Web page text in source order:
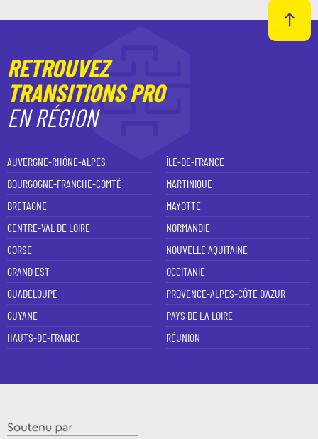
RETROUVEZ
TRANSITIONS PRO
EN RÉGION
AUVERGNE-RHÔNE-ALPES
BOURGOGNE-FRANCHE-COMTÉ
BRETAGNE
CENTRE-VAL DE LOIRE
CORSE
GRAND EST
GUADELOUPE
GUYANE
HAUTS-DE-FRANCE
ÎLE-DE-FRANCE
MARTINIQUE
MAYOTTE
NORMANDIE
NOUVELLE AQUITAINE
OCCITANIE
PROVENCE-ALPES-CÔTE D'AZUR
PAYS DE LA LOIRE
RÉUNION